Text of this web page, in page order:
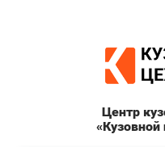
Центр
«Кузовной